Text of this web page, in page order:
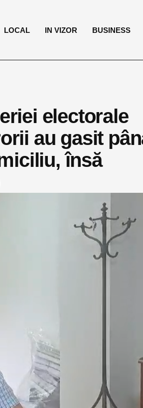
LOCAL IN VIZOR BUSINESS
electorale
au gasit
însă